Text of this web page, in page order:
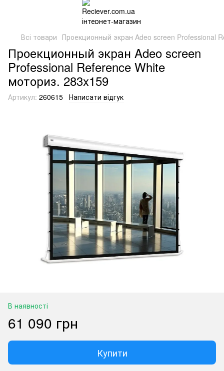
Всі товари Проекционный экран Adeo screen Professional
Проекционный экран Adeo screen
Professional Reference White
моториз. 283x159
Артикул: 260615 Написати відгук
В наявності
61 090 грн
Купити